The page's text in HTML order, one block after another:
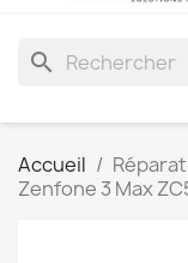
search
Accueil
Zenfone 3 Max